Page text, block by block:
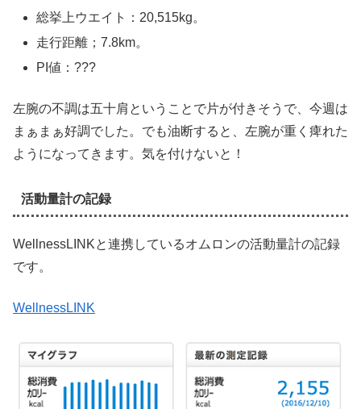
総挙上ウエイト：20,515kg。
走行距離；7.8km。
PI値：???
左腕の不調は五十肩ということで片が付きそうで、今週は
まぁまぁ好調でした。でも油断すると、左腕が重く痺れた
ようになってきます。気を付けないと！
活動量計の記録
WellnessLINKと連携しているオムロンの活動量計の記録
です。
WellnessLINK